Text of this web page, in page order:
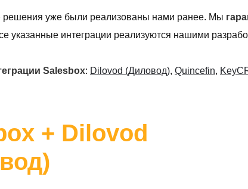
решения уже были реализованы нами ранее. Мы
указанные интеграции реализуются нашими
Salesbox: Dilovod (Диловод), Quincefin,
+ Dilovod